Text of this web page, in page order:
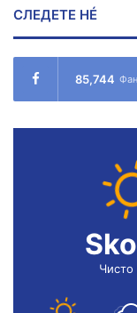
СЛЕДЕТЕ НÉ
85,744
Чисто